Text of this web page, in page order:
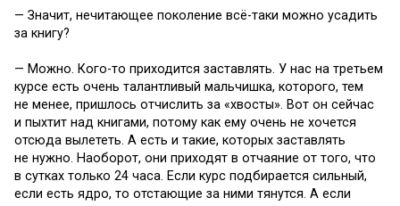
— Значит, нечитающее поколение всё-таки можно усадить
за книгу?
— Можно. Кого-то приходится заставлять. У нас на третьем
курсе есть очень талантливый мальчишка, которого, тем
не менее, пришлось отчислить за «хвосты». Вот он сейчас
и пыхтит над книгами, потому как ему очень не хочется
отсюда вылететь. А есть и такие, которых заставлять
не нужно. Наоборот, они приходят в отчаяние от того, что
в сутках только 24 часа. Если курс подбирается сильный,
если есть ядро, то отстающие за ними тянутся. А если